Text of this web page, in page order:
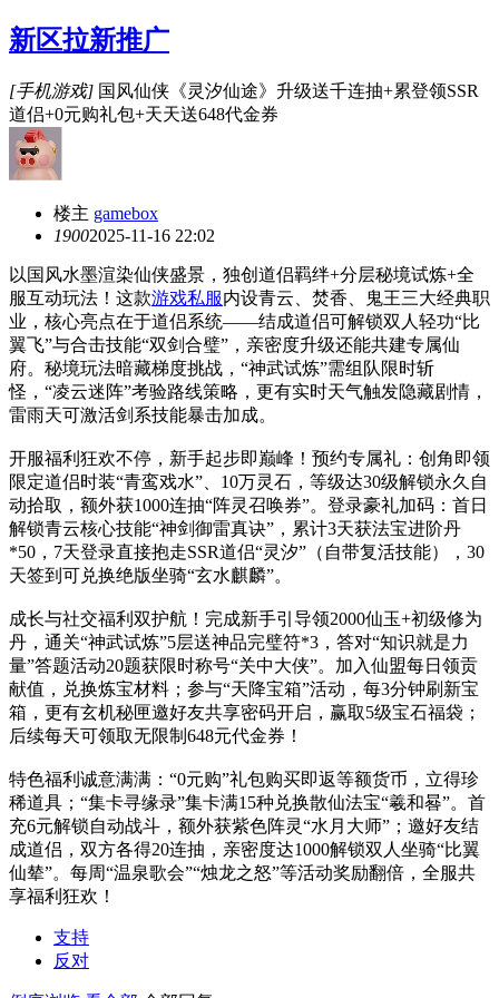
新区拉新推广
[手机游戏] 国风仙侠《灵汐仙途》升级送千连抽+累登领SSR
道侣+0元购礼包+天天送648代金券
楼主 gamebox
19002025-11-16 22:02
以国风水墨渲染仙侠盛景，独创道侣羁绊+分层秘境试炼+全
服互动玩法！这款游戏私服内设青云、焚香、鬼王三大经典职
业，核心亮点在于道侣系统——结成道侣可解锁双人轻功“比
翼飞”与合击技能“双剑合璧”，亲密度升级还能共建专属仙
府。秘境玩法暗藏梯度挑战，“神武试炼”需组队限时斩
怪，“凌云迷阵”考验路线策略，更有实时天气触发隐藏剧情，
雷雨天可激活剑系技能暴击加成。
开服福利狂欢不停，新手起步即巅峰！预约专属礼：创角即领
限定道侣时装“青鸾戏水”、10万灵石，等级达30级解锁永久自
动拾取，额外获1000连抽“阵灵召唤券”。登录豪礼加码：首日
解锁青云核心技能“神剑御雷真诀”，累计3天获法宝进阶丹
*50，7天登录直接抱走SSR道侣“灵汐”（自带复活技能），30
天签到可兑换绝版坐骑“玄水麒麟”。
成长与社交福利双护航！完成新手引导领2000仙玉+初级修为
丹，通关“神武试炼”5层送神品完璧符*3，答对“知识就是力
量”答题活动20题获限时称号“关中大侠”。加入仙盟每日领贡
献值，兑换炼宝材料；参与“天降宝箱”活动，每3分钟刷新宝
箱，更有玄机秘匣邀好友共享密码开启，赢取5级宝石福袋；
后续每天可领取无限制648元代金券！
特色福利诚意满满：“0元购”礼包购买即返等额货币，立得珍
稀道具；“集卡寻缘录”集卡满15种兑换散仙法宝“羲和晷”。首
充6元解锁自动战斗，额外获紫色阵灵“水月大师”；邀好友结
成道侣，双方各得20连抽，亲密度达1000解锁双人坐骑“比翼
仙辇”。每周“温泉歌会”“烛龙之怒”等活动奖励翻倍，全服共
享福利狂欢！
支持
反对